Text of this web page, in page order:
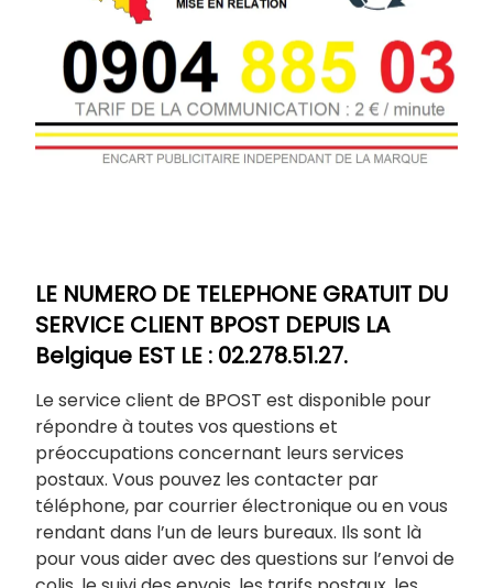
LE NUMERO DE TELEPHONE GRATUIT DU
SERVICE CLIENT BPOST DEPUIS LA
Belgique EST LE : 02.278.51.27.
Le service client de BPOST est disponible pour
répondre à toutes vos questions et
préoccupations concernant leurs services
postaux. Vous pouvez les contacter par
téléphone, par courrier électronique ou en vous
rendant dans l’un de leurs bureaux. Ils sont là
pour vous aider avec des questions sur l’envoi de